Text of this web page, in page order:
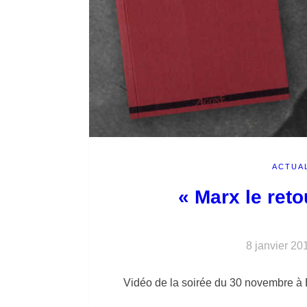
« Marx le
8 janvier
Vidéo de la soirée du 30 novembre